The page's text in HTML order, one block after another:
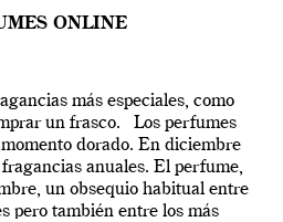
ONLINE
más especiales, como
un frasco. Los perfumes
dorado. En diciembre
fragancias anuales. El perfume,
un obsequio habitual entre
pero también entre los más